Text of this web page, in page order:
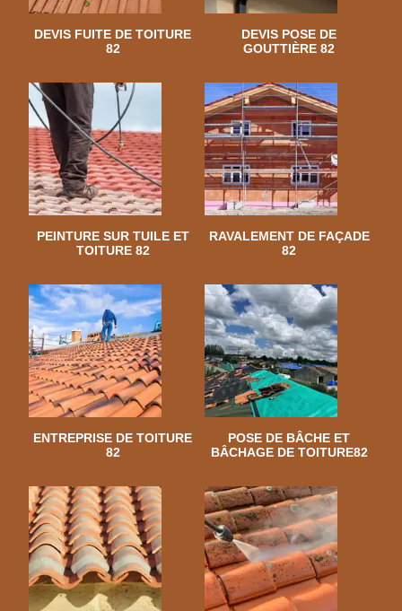
DEVIS FUITE DE TOITURE
82
DEVIS POSE DE
GOUTTIÈRE 82
PEINTURE SUR TUILE ET
TOITURE 82
RAVALEMENT DE FAÇADE
82
ENTREPRISE DE TOITURE
82
POSE DE BÂCHE ET
BÂCHAGE DE TOITURE82